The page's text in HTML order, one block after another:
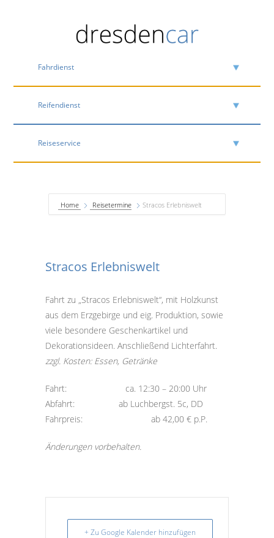
Fahrdienst
Reifendienst
Reiseservice
Home Reisetermine Stracos Erlebniswelt
Stracos Erlebniswelt
Fahrt zu „Stracos Erlebniswelt“, mit Holzkunst
aus dem Erzgebirge und eig. Produktion, sowie
viele besondere Geschenkartikel und
Dekorationsideen. Anschließend Lichterfahrt.
zzgl. Kosten: Essen, Getränke
Fahrt: ca. 12:30 – 20:00 Uhr
Abfahrt: ab Luchbergst. 5c, DD
Fahrpreis: ab 42,00 € p.P.
Änderungen vorbehalten.
+ Zu Google Kalender hinzufügen